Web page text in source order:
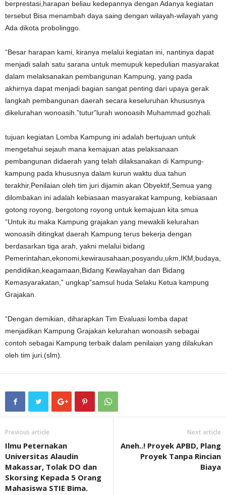
berprestasi,harapan beliau kedepannya dengan Adanya kegiatan
tersebut Bisa menambah daya saing dengan wilayah-wilayah yang
Ada dikota probolinggo.
“Besar harapan kami, kiranya melalui kegiatan ini, nantinya dapat
menjadi salah satu sarana untuk memupuk kepedulian masyarakat
dalam melaksanakan pembangunan Kampung, yang pada
akhirnya dapat menjadi bagian sangat penting dari upaya gerak
langkah pembangunan daerah secara keseluruhan khususnya
dikelurahan wonoasih.”tutur”lurah wonoasih Muhammad gozhali.
tujuan kegiatan Lomba Kampung ini adalah bertujuan untuk
mengetahui sejauh mana kemajuan atas pelaksanaan
pembangunan didaerah yang telah dilaksanakan di Kampung-
kampung pada khususnya dalam kurun waktu dua tahun
terakhir,Penilaian oleh tim juri dijamin akan Obyektif,Semua yang
dilombakan ini adalah kebiasaan masyarakat kampung, kebiasaan
gotong royong, bergotong royong untuk kemajuan kita smua
“Untuk itu maka Kampung grajakan yang mewakili kelurahan
wonoasih ditingkat daerah Kampung terus bekerja dengan
berdasarkan tiga arah, yakni melalui bidang
Pemerintahan,ekonomi,kewirausahaan,posyandu,ukm,IKM,budaya,
pendidikan,keagamaan,Bidang Kewilayahan dan Bidang
Kemasyarakatan,” ungkap”samsul huda Selaku Ketua kampung
Grajakan.
“Dengan demikian, diharapkan Tim Evaluasi lomba dapat
menjadikan Kampung Grajakan kelurahan wonoasih sebagai
contoh sebagai Kampung terbaik dalam penilaian yang dilakukan
oleh tim juri.(slm).
Previous article
Ilmu Peternakan
Universitas Alaudin
Makassar, Tolak DO dan
Skorsing Kepada 5 Orang
Mahasiswa STIE Bima.
Next article
Aneh..! Proyek APBD, Plang
Proyek Tanpa Rincian
Biaya